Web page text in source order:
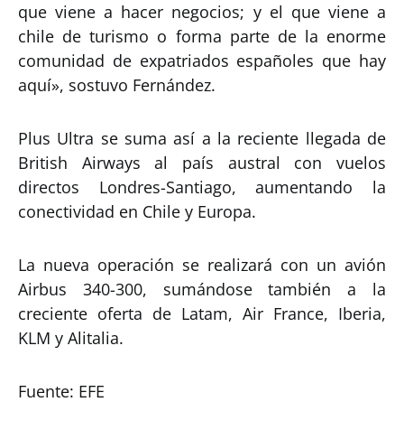
que viene a hacer negocios; y el que viene a
chile de turismo o forma parte de la enorme
comunidad de expatriados españoles que hay
aquí», sostuvo Fernández.
Plus Ultra se suma así a la reciente llegada de
British Airways al país austral con vuelos
directos Londres-Santiago, aumentando la
conectividad en Chile y Europa.
La nueva operación se realizará con un avión
Airbus 340-300, sumándose también a la
creciente oferta de Latam, Air France, Iberia,
KLM y Alitalia.
Fuente: EFE